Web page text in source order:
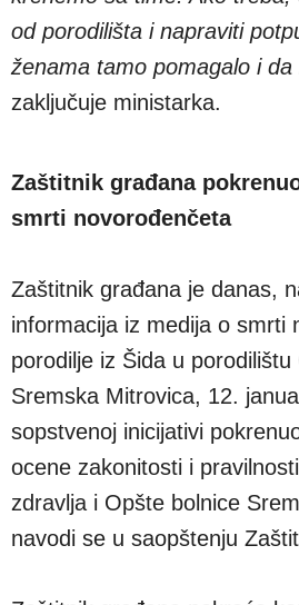
od porodilišta i napraviti
ženama tamo pomagalo i da
zaključuje ministarka.
Zaštitnik građana
smrti novorođenčeta
Zaštitnik građana je danas,
informacija iz medija o smrti
porodilje iz Šida u
Sremska Mitrovica, 12.
sopstvenoj inicijativi
ocene zakonitosti i
zdravlja i Opšte bolnice
navodi se u saopštenju